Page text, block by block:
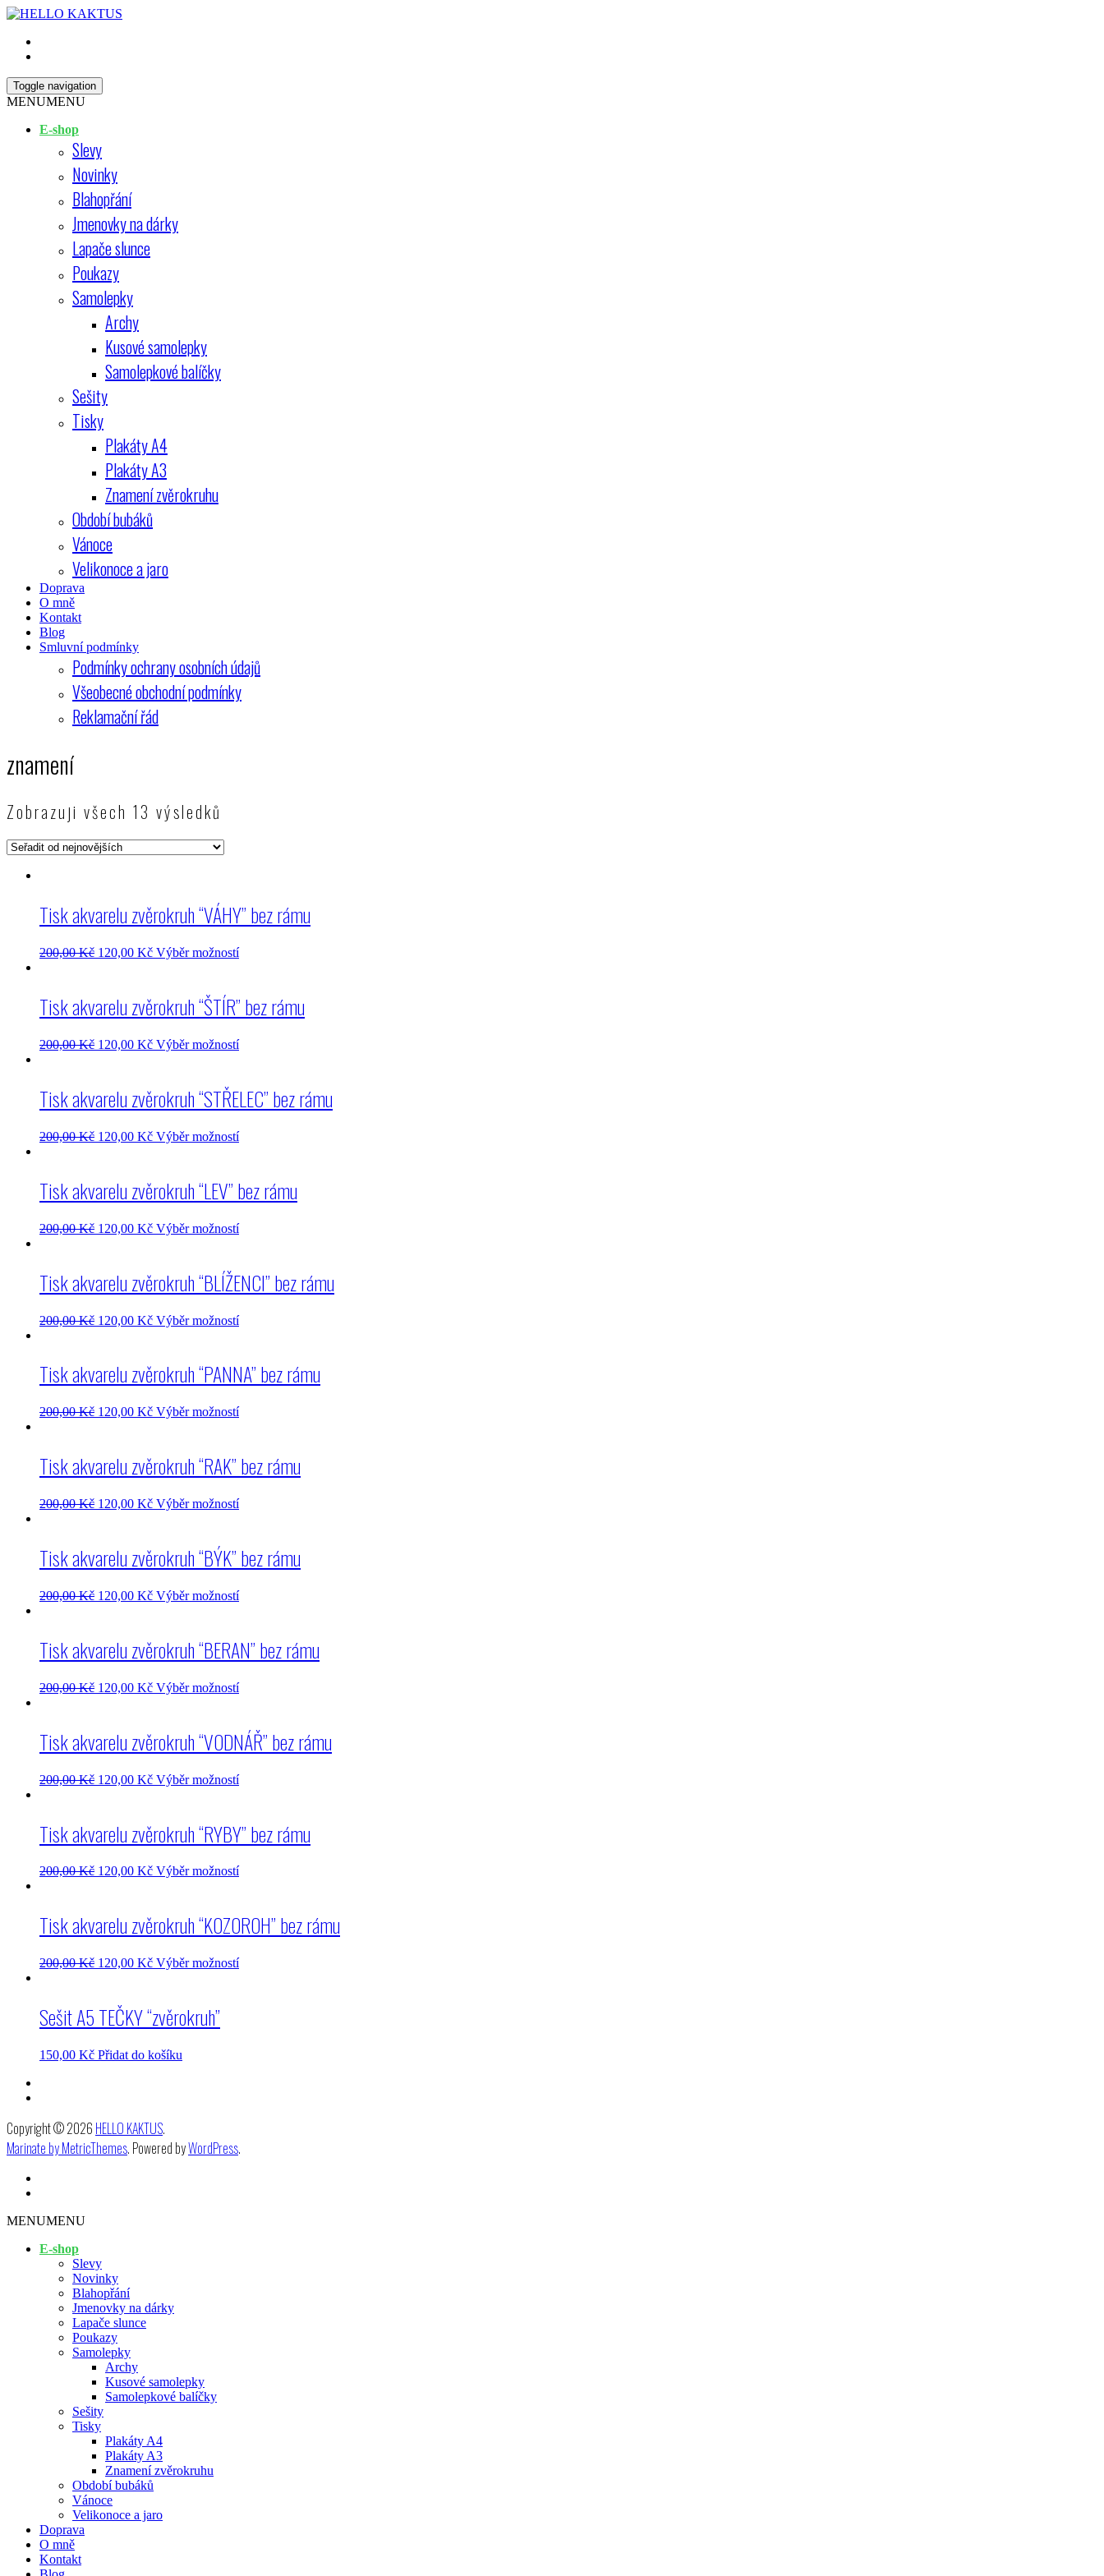
Skip
content
Open
HELLO KAKTUS
Toggle navigation
MENUMENU
E-shop
Slevy
Novinky
Blahopřání
Jmenovky na dárky
Lapače slunce
Poukazy
Samolepky
Archy
Kusové samolepky
Samolepkové balíčky
Sešity
Tisky
Plakáty A4
Plakáty A3
Znamení zvěrokruhu
Období bubáků
Vánoce
Velikonoce a jaro
Doprava
O mně
Kontakt
Blog
Smluvní podmínky
Podmínky ochrany osobních údajů
Všeobecné obchodní podmínky
Reklamační řád
znamení
Zobrazuji všech 13 výsledků
Tisk akvarelu zvěrokruh “VÁHY” bez rámu
200,00Kč 120,00 Kč Výběr možností
Tisk akvarelu zvěrokruh “ŠTÍR” bez rámu
200,00Kč 120,00 Kč Výběr možností
Tisk akvarelu zvěrokruh “STŘELEC” bez rámu
200,00Kč 120,00 Kč Výběr možností
Tisk akvarelu zvěrokruh “LEV” bez rámu
200,00Kč 120,00 Kč Výběr možností
Tisk akvarelu zvěrokruh “BLÍŽENCI” bez rámu
200,00Kč 120,00 Kč Výběr možností
Tisk akvarelu zvěrokruh “PANNA” bez rámu
200,00Kč 120,00 Kč Výběr možností
Tisk akvarelu zvěrokruh “RAK” bez rámu
200,00Kč 120,00 Kč Výběr možností
Tisk akvarelu zvěrokruh “BÝK” bez rámu
200,00Kč 120,00 Kč Výběr možností
Tisk akvarelu zvěrokruh “BERAN” bez rámu
200,00Kč 120,00 Kč Výběr možností
Tisk akvarelu zvěrokruh “VODNÁŘ” bez rámu
200,00Kč 120,00 Kč Výběr možností
Tisk akvarelu zvěrokruh “RYBY” bez rámu
200,00Kč 120,00 Kč Výběr možností
Tisk akvarelu zvěrokruh “KOZOROH” bez rámu
200,00Kč 120,00 Kč Výběr možností
Sešit A5 TEČKY “zvěrokruh”
150,00 Kč Přidat do košíku
Copyright © 2026 HELLO KAKTUS.
Marinate by MetricThemes. Powered byWordPress.
MENUMENU
E-shop
Slevy
Novinky
Blahopřání
Jmenovky na dárky
Lapače slunce
Poukazy
Samolepky
Archy
Kusové samolepky
Samolepkové balíčky
Sešity
Tisky
Plakáty A4
Plakáty A3
Znamení zvěrokruhu
Období bubáků
Vánoce
Velikonoce a jaro
Doprava
O mně
Kontakt